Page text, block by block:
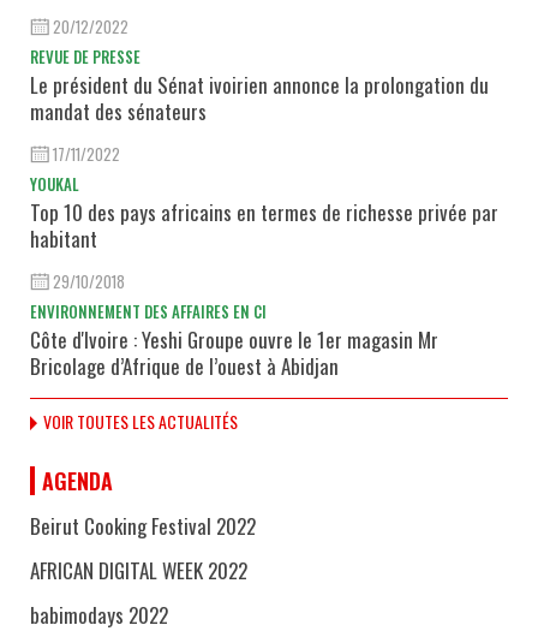
20/12/2022
REVUE DE PRESSE
Le président du Sénat ivoirien annonce la prolongation du
mandat des sénateurs
17/11/2022
YOUKAL
Top 10 des pays africains en termes de richesse privée par
habitant
29/10/2018
ENVIRONNEMENT DES AFFAIRES EN CI
Côte d'Ivoire : Yeshi Groupe ouvre le 1er magasin Mr
Bricolage d’Afrique de l’ouest à Abidjan
VOIR TOUTES LES ACTUALITÉS
AGENDA
Beirut Cooking Festival 2022
AFRICAN DIGITAL WEEK 2022
babimodays 2022